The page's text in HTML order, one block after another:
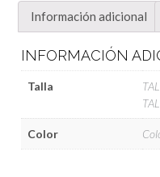
Información adicional
INFORMACIÓN
Talla
Color